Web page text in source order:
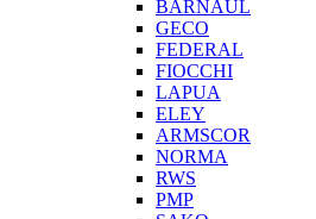
BARNAUL
GEСO
FEDERAL
FIOCCHI
LAPUA
ELEY
ARMSCOR
NORMA
RWS
PMP